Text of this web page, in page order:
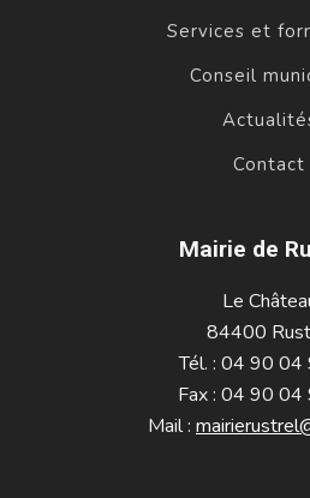
Services et
Conseil
Contact
Mairie de
Le
84400
Tél. : 04 90 04
Fax : 04 90
Mail :